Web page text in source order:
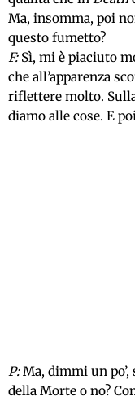
Ma, insomma, poi
questo fumetto?
F:Sì, mi è piaciuto
che all’apparenza
riflettere molto.
diamo alle cose. E poi
P:Ma, dimmi un po’,
della Morte o no?